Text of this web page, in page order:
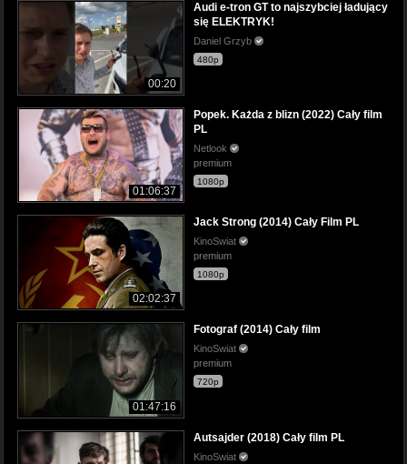
00:20
Audi e-tron GT to najszybciej ładujący
się ELEKTRYK!
Daniel Grzyb
480p
01:06:37
Popek. Każda z blizn (2022) Cały film
PL
Netlook
premium
1080p
02:02:37
Jack Strong (2014) Cały Film PL
KinoSwiat
premium
1080p
01:47:16
Fotograf (2014) Cały film
KinoSwiat
premium
720p
Autsajder (2018) Cały film PL
KinoSwiat